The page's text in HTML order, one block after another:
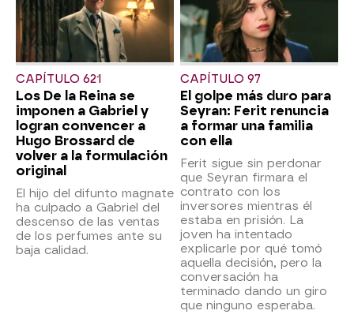
CAPÍTULO 621
Los De la Reina se
imponen a Gabriel y
logran convencer a
Hugo Brossard de
volver a la formulación
original
El hijo del difunto magnate
ha culpado a Gabriel del
descenso de las ventas
de los perfumes ante su
baja calidad.
CAPÍTULO 97
El golpe más duro para
Seyran: Ferit renuncia
a formar una familia
con ella
Ferit sigue sin perdonar
que Seyran firmara el
contrato con los
inversores mientras él
estaba en prisión. La
joven ha intentado
explicarle por qué tomó
aquella decisión, pero la
conversación ha
terminado dando un giro
que ninguno esperaba.